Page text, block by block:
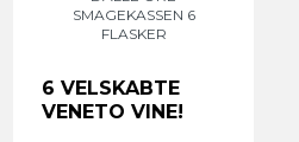
SMAGEKASSEN 6
FLASKER
6 VELSKABTE
VENETO VINE!